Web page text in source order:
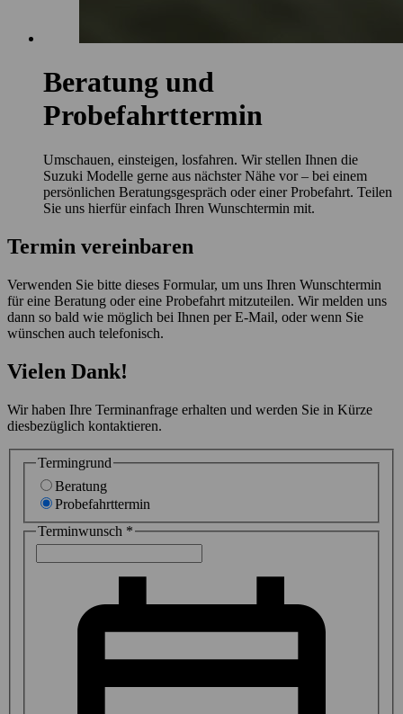
Beratung und
Probefahrttermin
Umschauen, einsteigen, losfahren. Wir stellen Ihnen die
Suzuki Modelle gerne aus nächster Nähe vor – bei einem
persönlichen Beratungsgespräch oder einer Probefahrt. Teilen
Sie uns hierfür einfach Ihren Wunschtermin mit.
Termin vereinbaren
Verwenden Sie bitte dieses Formular, um uns Ihren Wunschtermin
für eine Beratung oder eine Probefahrt mitzuteilen. Wir melden uns
dann so bald wie möglich bei Ihnen per E-Mail, oder wenn Sie
wünschen auch telefonisch.
Vielen Dank!
Wir haben Ihre Terminanfrage erhalten und werden Sie in Kürze
diesbezüglich kontaktieren.
Termingrund
Beratung
Probefahrttermin
Terminwunsch *